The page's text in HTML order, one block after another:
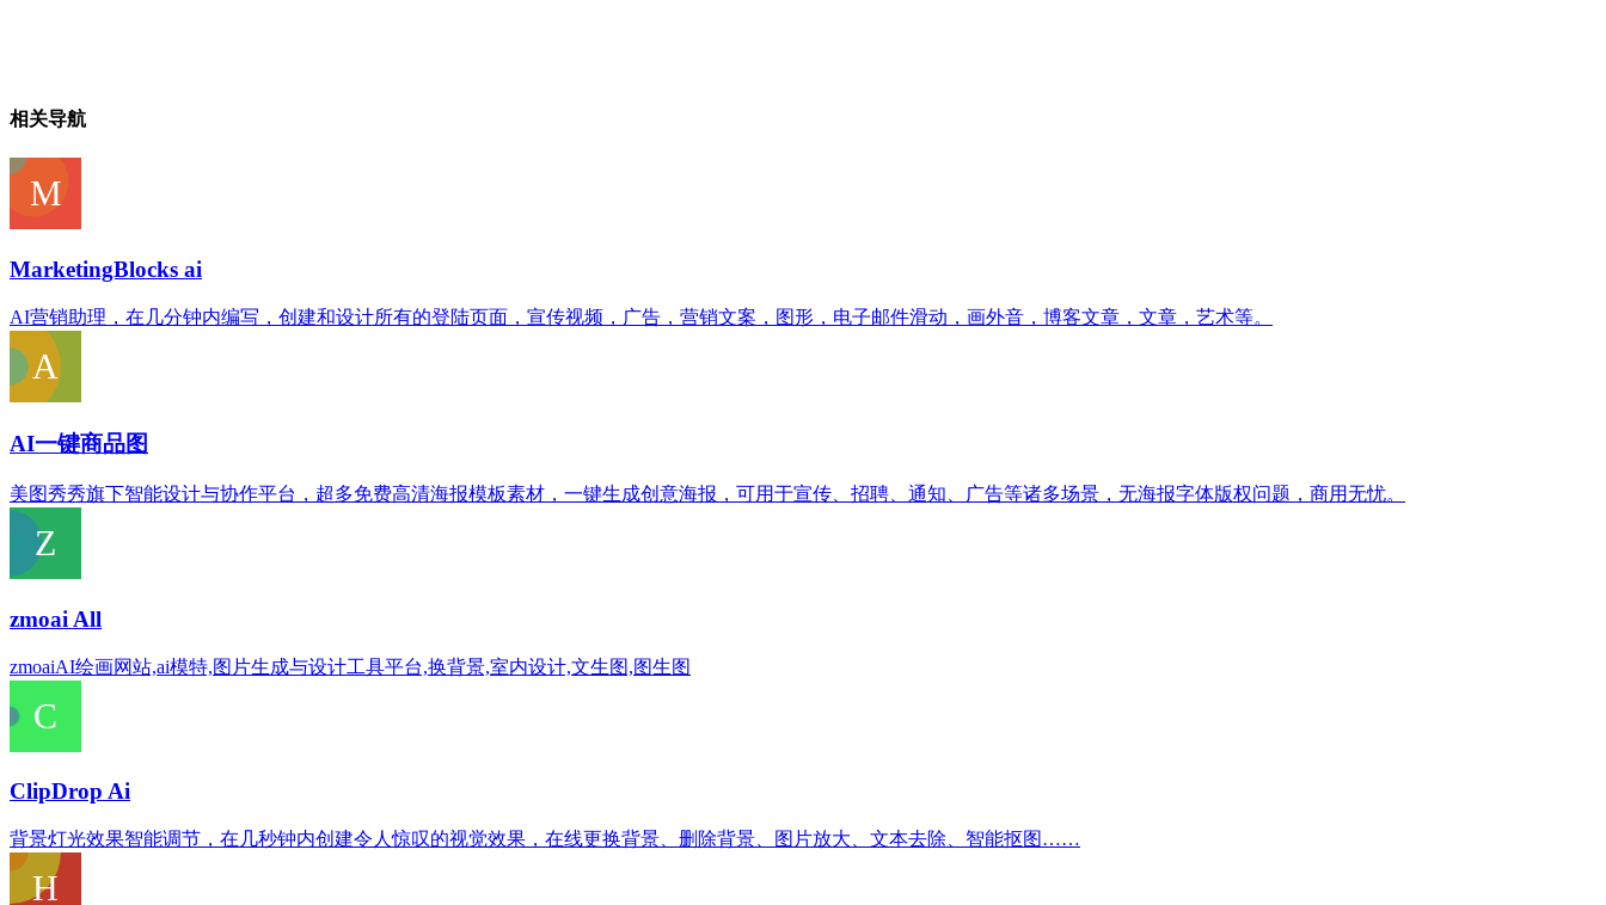
相关导航
MarketingBlocks ai
AI营销助理，在几分钟内编写，创建和设计所有的登陆页面，宣传视频，广告，营销文案，图形，电子邮件滑动，画外音，博客文章，文章，艺术等。
AI一键商品图
美图秀秀旗下智能设计与协作平台，超多免费高清海报模板素材，一键生成创意海报，可用于宣传、招聘、通知、广告等诸多场景，无海报字体版权问题，商用无忧。
zmoai All
zmoaiAI绘画网站,ai模特,图片生成与设计工具平台,换背景,室内设计,文生图,图生图
ClipDrop Ai
背景灯光效果智能调节，在几秒钟内创建令人惊叹的视觉效果，在线更换背景、删除背景、图片放大、文本去除、智能抠图……